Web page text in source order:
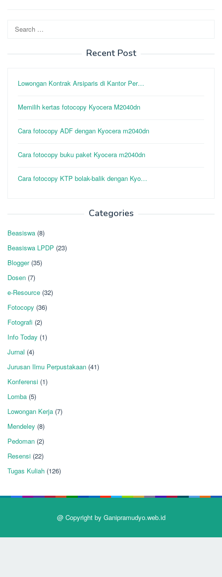
Search
for:
Recent Post
Lowongan Kontrak Arsiparis di Kantor Per…
Memilih kertas fotocopy Kyocera M2040dn
Cara fotocopy ADF dengan Kyocera m2040dn
Cara fotocopy buku paket Kyocera m2040dn
Cara fotocopy KTP bolak-balik dengan Kyo…
Categories
Beasiswa (8)
Beasiswa LPDP (23)
Blogger(35)
Dosen (7)
e-Resource (32)
Fotocopy (36)
Fotografi (2)
Info Today (1)
Jurnal (4)
Jurusan Ilmu Perpustakaan (41)
Konferensi (1)
Lomba (5)
Lowongan Kerja (7)
Mendeley (8)
Pedoman (2)
Resensi (22)
Tugas Kuliah (126)
@ Copyright by Ganipramudyo.web.id